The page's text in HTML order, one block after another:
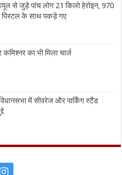
से जुड़े पांच लोग 21 किलो हेरोइन, 970
के साथ पकड़े गए
का भी मिला चार्ज
में सीवरेज और पार्किंग स्टैंड